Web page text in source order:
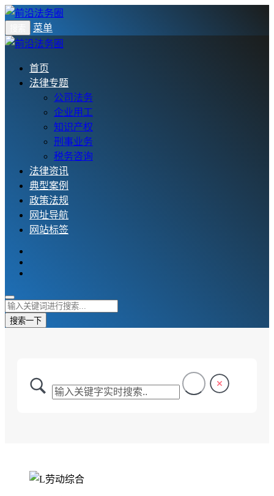
菜单
首页
法律专题
公司法务
企业用工
知识产权
刑事业务
税务咨询
法律资讯
典型案例
政策法规
网址导航
网站标签
搜索一下